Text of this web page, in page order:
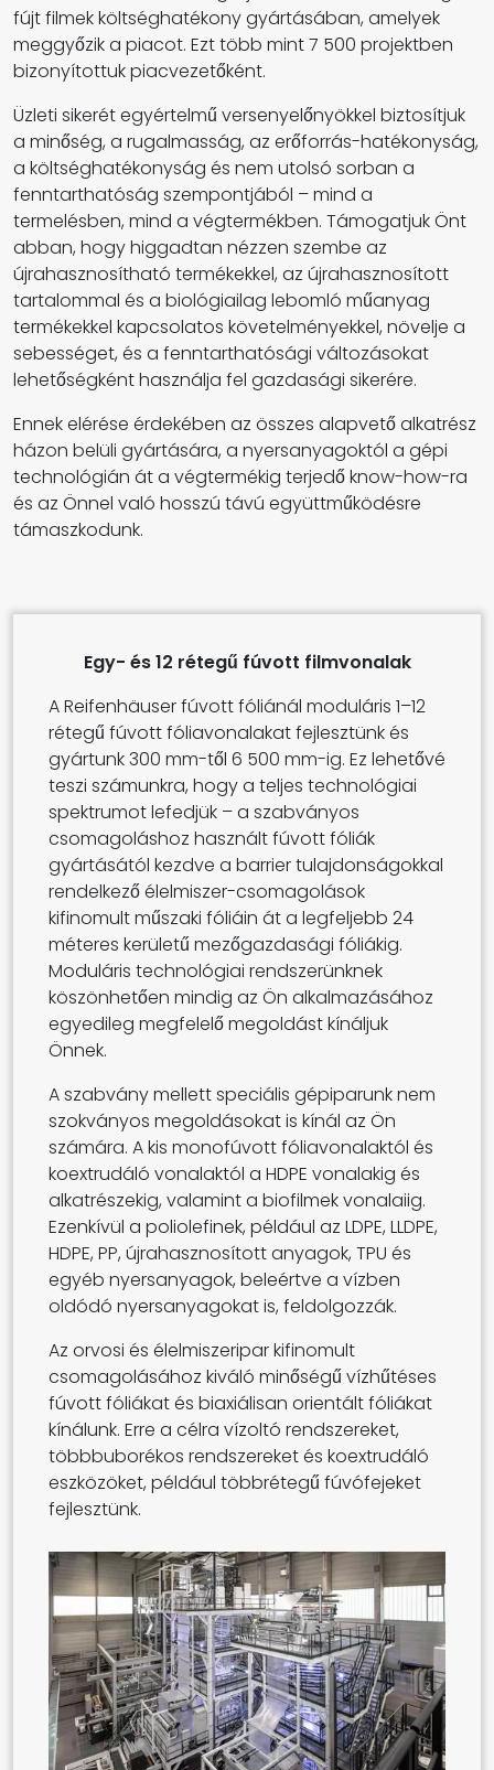
fújt filmek költséghatékony gyártásában, amelyek
meggyőzik a piacot. Ezt több mint 7 500 projektben
bizonyítottuk piacvezetőként.
Üzleti sikerét egyértelmű versenyelőnyökkel biztosítjuk
a minőség, a rugalmasság, az erőforrás-hatékonyság,
a költséghatékonyság és nem utolsó sorban a
fenntarthatóság szempontjából – mind a
termelésben, mind a végtermékben. Támogatjuk Önt
abban, hogy higgadtan nézzen szembe az
újrahasznosítható termékekkel, az újrahasznosított
tartalommal és a biológiailag lebomló műanyag
termékekkel kapcsolatos követelményekkel, növelje a
sebességet, és a fenntarthatósági változásokat
lehetőségként használja fel gazdasági sikerére.
Ennek elérése érdekében az összes alapvető alkatrész
házon belüli gyártására, a nyersanyagoktól a gépi
technológián át a végtermékig terjedő know-how-ra
és az Önnel való hosszú távú együttműködésre
támaszkodunk.
Egy- és 12 rétegű fúvott filmvonalak
A Reifenhäuser fúvott fóliánál moduláris 1–12
rétegű fúvott fóliavonalakat fejlesztünk és
gyártunk 300 mm-től 6 500 mm-ig. Ez lehetővé
teszi számunkra, hogy a teljes technológiai
spektrumot lefedjük – a szabványos
csomagoláshoz használt fúvott fóliák
gyártásától kezdve a barrier tulajdonságokkal
rendelkező élelmiszer-csomagolások
kifinomult műszaki fóliáin át a legfeljebb 24
méteres kerületű mezőgazdasági fóliákig.
Moduláris technológiai rendszerünknek
köszönhetően mindig az Ön alkalmazásához
egyedileg megfelelő megoldást kínáljuk
Önnek.
A szabvány mellett speciális gépiparunk nem
szokványos megoldásokat is kínál az Ön
számára. A kis monofúvott fóliavonalaktól és
koextrudáló vonalaktól a HDPE vonalakig és
alkatrészekig, valamint a biofilmek vonalaiig.
Ezenkívül a poliolefinek, például az LDPE, LLDPE,
HDPE, PP, újrahasznosított anyagok, TPU és
egyéb nyersanyagok, beleértve a vízben
oldódó nyersanyagokat is, feldolgozzák.
Az orvosi és élelmiszeripar kifinomult
csomagolásához kiváló minőségű vízhűtéses
fúvott fóliákat és biaxiálisan orientált fóliákat
kínálunk. Erre a célra vízoltó rendszereket,
többbuborékos rendszereket és koextrudáló
eszközöket, például többrétegű fúvófejeket
fejlesztünk.